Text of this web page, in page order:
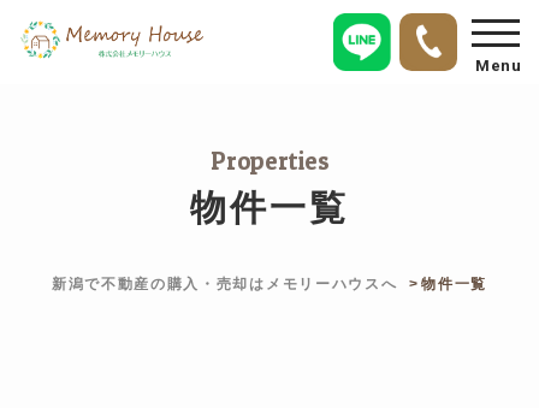
Menu
Properties
物件一覧
新潟で不動産の購入・売却はメモリーハウスへ 物件一覧